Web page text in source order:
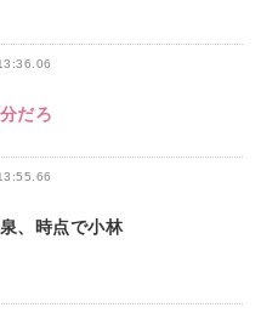
だろ
、時点で小林